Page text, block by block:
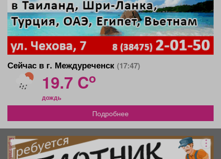
Сейчас в г. Междуреченск (17:47)
19.7 Co
дождь
Подробнее
реклама